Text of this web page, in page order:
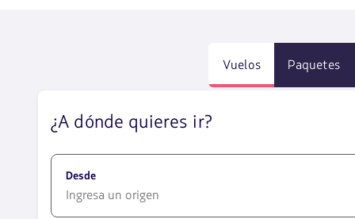
Vuelos Paquetes
¿A dónde quieres ir?
Desde